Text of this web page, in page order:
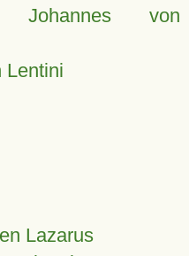
Johannes von
Lentini
Lazarus